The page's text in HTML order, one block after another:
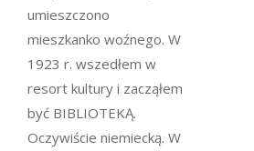
umieszczono
mieszkanko woźnego. W
1923 r. wszedłem w
resort kultury i zacząłem
być BIBLIOTEKĄ.
Oczywiście niemiecką. W